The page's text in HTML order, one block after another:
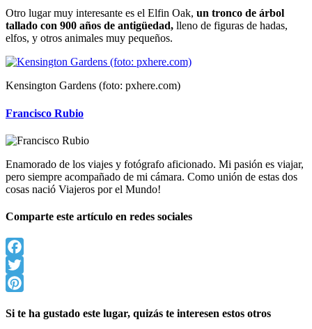
Otro lugar muy interesante es el Elfin Oak, un tronco de árbol
tallado con 900 años de antigüedad, lleno de figuras de hadas,
elfos, y otros animales muy pequeños.
Kensington Gardens (foto: pxhere.com)
Francisco Rubio
Enamorado de los viajes y fotógrafo aficionado. Mi pasión es viajar,
pero siempre acompañado de mi cámara. Como unión de estas dos
cosas nació Viajeros por el Mundo!
Comparte este artículo en redes sociales
Facebook
Twitter
Si te ha gustado este lugar, quizás te interesen estos otros